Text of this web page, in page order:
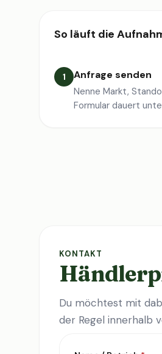
So läuft die
1 Anfrage senden
Nenne Markt,
Formular dauert
KONTAKT
Du möchtest mit
der Regel innerhalb